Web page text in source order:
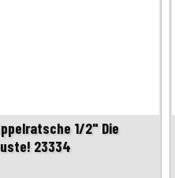
1/2" Die
23334